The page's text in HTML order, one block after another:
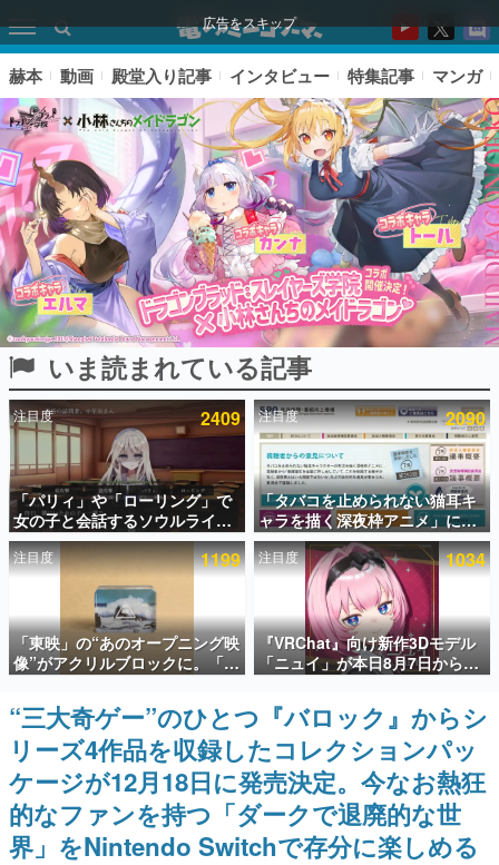
広告をスキップ
ピックアップ
電ファミのいま読まれている記事ランキング
アプリセール情報
インタビュー
連載・特集一覧
殿堂入り記事
SNS拡散数が数千以上！ ページビュー数万以上！ などな
ど。多くの人々に読まれた、電ファミ渾身の“殿堂入り”記
事をまとめました。
ゲームの企画書
名作ゲームクリエイターの方々に製作時のエピソードをお
聞きし、ヒットする企画（ゲーム）とは何か？を探ってい
きます。
赫本
この物語を解いてはいけない。『赫本』は、〈試験問題〉
の形をした短編ホラー小説集です。
赫本 動画 殿堂入り記事 インタビュー 特集記事 マンガ
いま読まれている記事
注目度 2409
「パリィ」や「ローリング」で
女の子と会話するソウルライク
恋愛ゲーム『小早川さんはソウ
ルライク』無料公開。返事に失
敗すると「YOU DIED」
注目度 2090
「タバコを止められない猫耳キ
ャラを描く深夜枠アニメ」に視
聴者の一部から批判意見。違法
薬物の使用と思しき描写も含め
て、BPOが議論を交わす
注目度 1199
「東映」の“あのオープニング映
像”がアクリルブロックに。「東
映ヒストリカル グッズコレクシ
ョン」が8月下旬より発売
注目度 1034
『VRChat』向け新作3Dモデル
「ニュイ」が本日8月7日から
BOOTHにて発売。瞳に光る星
や感情豊かな表情が、小悪魔か
わいい
“三大奇ゲー”のひとつ『バロック』からシ
リーズ4作品を収録したコレクションパッ
ケージが12月18日に発売決定。今なお熱狂
的なファンを持つ「ダークで退廃的な世
界」をNintendo Switchで存分に楽しめる